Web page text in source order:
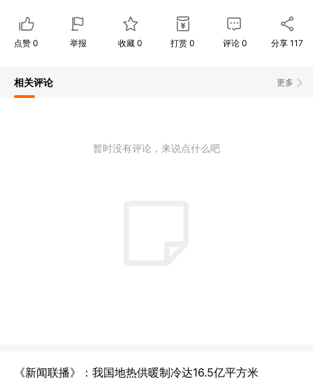
点赞 0 举报 收藏0 打赏 0 评论 0 分享 117
更多
相关评论
暂时没有评论，来说点什么吧
《新闻联播》：我国地热供暖制冷达‌16.5亿平方米